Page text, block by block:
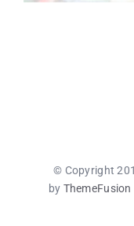
© Copyright
by ThemeFusion